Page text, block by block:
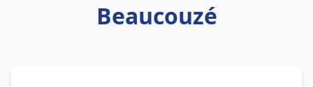
Beaucouzé